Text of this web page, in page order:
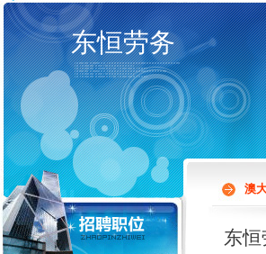
东恒劳务
澳
东恒